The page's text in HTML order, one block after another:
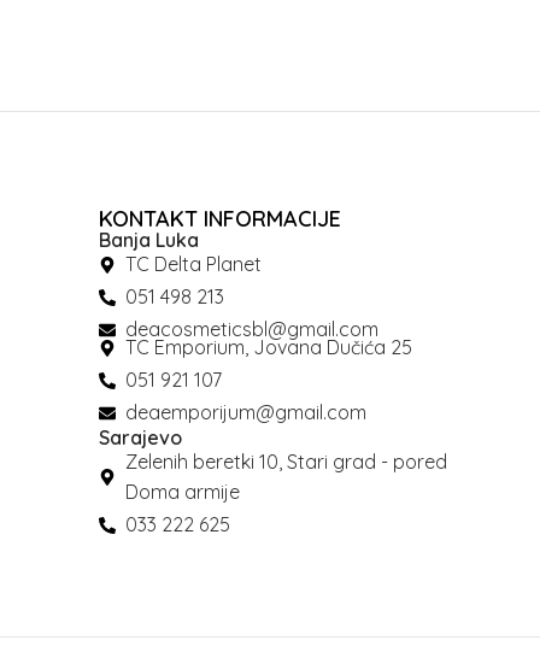
KONTAKT INFORMACIJE
Banja Luka
TC Delta Planet
051 498 213
deacosmeticsbl@gmail.com
TC Emporium, Jovana Dučića 25
051 921 107
deaemporijum@gmail.com
Sarajevo
Zelenih beretki 10, Stari grad - pored
Doma armije
033 222 625